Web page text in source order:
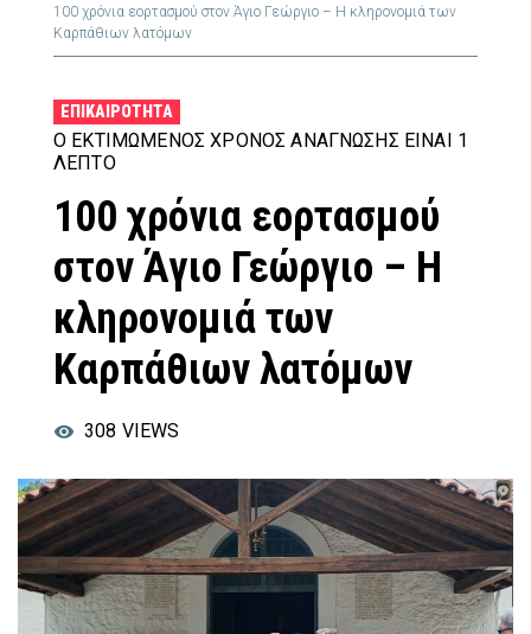
100 χρόνια εορτασμού στον Άγιο Γεώργιο – Η κληρονομιά των
Καρπάθιων λατόμων
ΕΠΙΚΑΙΡΌΤΗΤΑ
Ο ΕΚΤΙΜΏΜΕΝΟΣ ΧΡΌΝΟΣ ΑΝΆΓΝΩΣΗΣ ΕΊΝΑΙ 1
ΛΕΠΤΌ
100 χρόνια εορτασμού
στον Άγιο Γεώργιο – Η
κληρονομιά των
Καρπάθιων λατόμων
308 VIEWS